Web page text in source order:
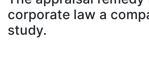
À propos
corporate law a
study.